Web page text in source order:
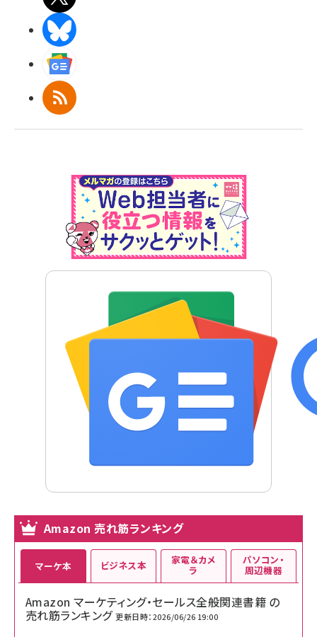
RSS
Amazon 売れ筋ランキング
マーケ本
Amazon マーケティング・セールス全般関連書籍 の
売れ筋ランキング 更新日時：2026/06/26 19:00
ビジネス本 家電＆カメ
ラ
パソコン・
周辺機器